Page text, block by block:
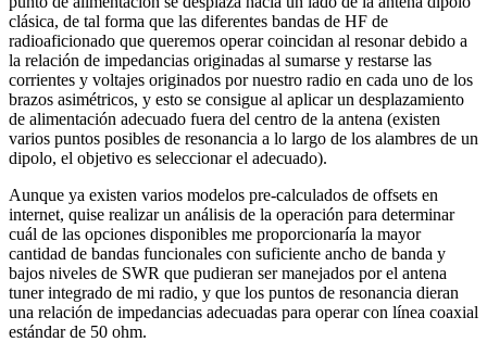
clásica, de tal forma que las diferentes bandas de HF de
radioaficionado que queremos operar coincidan al resonar debido a
la relación de impedancias originadas al sumarse y restarse las
corrientes y voltajes originados por nuestro radio en cada uno de los
brazos asimétricos, y esto se consigue al aplicar un desplazamiento
de alimentación adecuado fuera del centro de la antena (existen
varios puntos posibles de resonancia a lo largo de los alambres de un
dipolo, el objetivo es seleccionar el adecuado).
Aunque ya existen varios modelos pre-calculados de offsets en
internet, quise realizar un análisis de la operación para determinar
cuál de las opciones disponibles me proporcionaría la mayor
cantidad de bandas funcionales con suficiente ancho de banda y
bajos niveles de SWR que pudieran ser manejados por el antena
tuner integrado de mi radio, y que los puntos de resonancia dieran
una relación de impedancias adecuadas para operar con línea coaxial
estándar de 50 ohm.